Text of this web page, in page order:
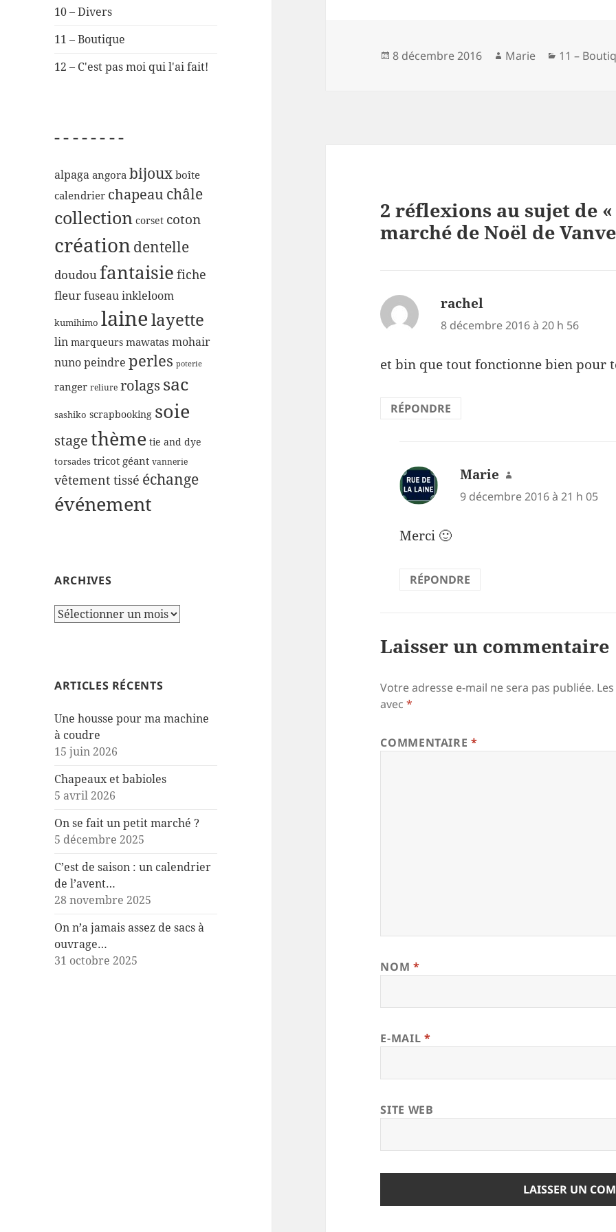
10 – Divers
11 – Boutique
12 – C'est pas moi qui l'ai fait!
– – – – – – – –
alpaga angora bijoux boîte
calendrier chapeauchâle
collection corset coton
créationdentelle
doudoufantaisie fiche
fleurfuseauinkleloom
kumihimo lainelayette
lin marqueurs mawatas mohair
nunopeindre perles poterie
ranger reliure rolags sac
sashiko scrapbooking soie
stagethème tie and dye
torsades tricot géant vannerie
vêtement tissé échange
événement
ARCHIVES
Archives
ARTICLES RÉCENTS
Une housse pour ma machine
à coudre
15 juin 2026
Chapeaux et babioles
5 avril 2026
On se fait un petit marché ?
5 décembre 2025
C’est de saison : un calendrier
de l’avent…
28 novembre 2025
On n’a jamais assez de sacs à
ouvrage…
31 octobre 2025
o er
Publié
8 décembre 2016 Auteur
Marie Catégories
11 –
2 réflexions au sujet de
marché de Noël de
rachel
8 décembre 2016 à 20 h 56
et bin que tout fonctionne bien pour
RÉPONDRE
Marie dit :
9 décembre 2016 à 21 h 05
Merci 🙂
RÉPONDRE
Laisser un commentaire
Votre adresse e-mail ne sera pas publiée.
avec*
COMMENTAIRE*
NOM *
E-MAIL *
SITE WEB